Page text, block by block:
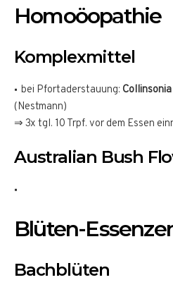
Homoöopathie
Komplexmittel
bei Pfortaderstauung:
(Nestmann)
⇒ 3x tgl. 10 Trpf. vor dem Essen
Australian Bush
Blüten-
Bachblüten